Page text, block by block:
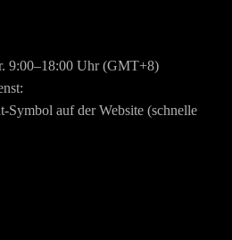
9:00–18:00 Uhr (GMT+8)
Symbol auf der Website (schnelle